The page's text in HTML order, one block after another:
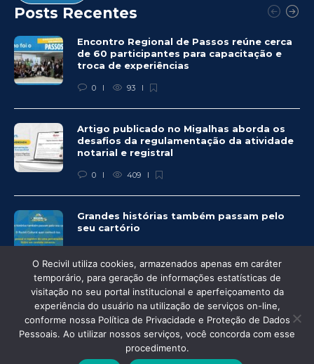
Posts Recentes
Encontro Regional de Passos reúne cerca
de 60 participantes para capacitação e
troca de experiências
0 93
Artigo publicado no Migalhas aborda os
desafios da regulamentação da atividade
notarial e registral
0 409
Grandes histórias também passam pelo
seu cartório
© Recivil 2020 – Todos os direitos reservados.
O Recivil utiliza cookies, armazenados apenas em caráter
temporário, para geração de informações estatísticas de
visitação no seu portal institucional e aperfeiçoamento da
experiência do usuário na utilização de serviços on-line,
conforme nossa Política de Privacidade e Proteção de Dados
Pessoais. Ao utilizar nossos serviços, você concorda com esse
procedimento.